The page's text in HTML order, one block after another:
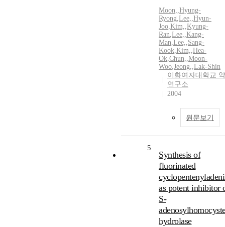
Moon,,Hyung-
Ryong,Lee,,Hyun-
Joo,Kim,,Kyung-
Ran,Lee,,Kang-
Man,Lee,,Sang-
Kook,Kim,,Hea-
Ok,Chun,,Moon-
Woo,Jeong,,Lak-Shin
이화여자대학교
연구소
2004
원문보기
5
Synthesis of
fluorinated
as potent inhibitor
S-
hydrolase